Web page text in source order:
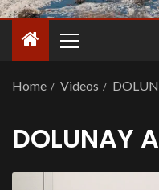
Home Videos
DOLUNAY